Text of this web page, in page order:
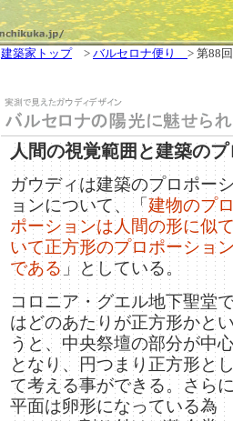
建築家トップ> バルセロナ便り > 第88回
人間の視覚範囲と建築の
ガウディは建築のプロポー
ョンについて、「 建物のプ
ポーションは人間の形に似
いて正方形のプロポーショ
である 」としている。
コロニア・グエル地下聖堂
はどのあたりが正方形かと
うと、中央祭壇の部分が中
となり、円つまり正方形と
て考える事ができる。さら
平面は卵形になっている為